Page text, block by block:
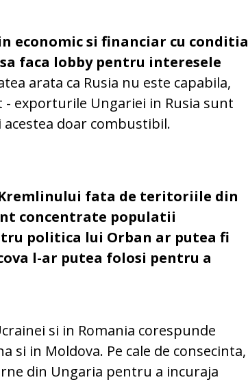
economic si financiar cu conditia
faca lobby pentru interesele
arata ca Rusia nu este capabila,
exporturile Ungariei in Rusia sunt
doar combustibil.
fata de teritoriile din
concentrate populatii
politica lui Orban ar putea fi
l-ar putea folosi pentru a
si in Romania corespunde
si in Moldova. Pe cale de consecinta,
din Ungaria pentru a incuraja